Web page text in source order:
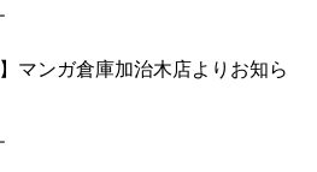
】マンガ倉庫加治木店よりお知ら